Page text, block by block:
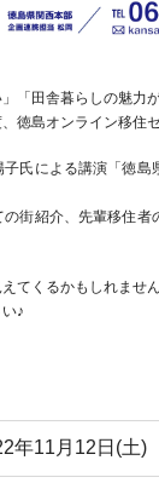
」「田舎暮らしの魅力
徳島オンライン移住
氏による講演「徳島
街紹介、先輩移住者
てくるかもしれません
♪
年11月12日(土)